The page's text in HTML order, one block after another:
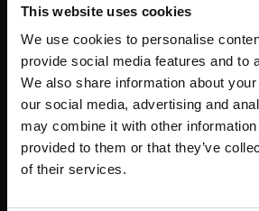
This website uses cookies
We use cookies to personalise
provide social media features and to
We also share information about
our social media, advertising and
may combine it with other information
provided to them or that they’ve
of their services.
CROSSTRAINERS
SPRINTER BIKES
ROEITRAINERS
SMITH
PULLEY
RACKS